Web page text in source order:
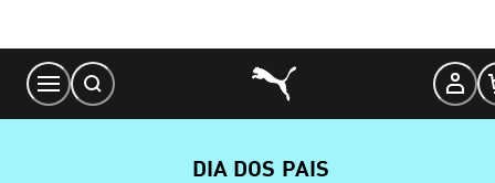
Content
DIA DOS PAIS